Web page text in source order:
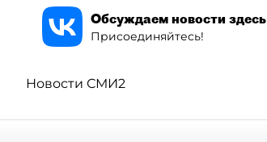
Обсуждаем новости здесь
Присоединяйтесь!
Новости СМИ2